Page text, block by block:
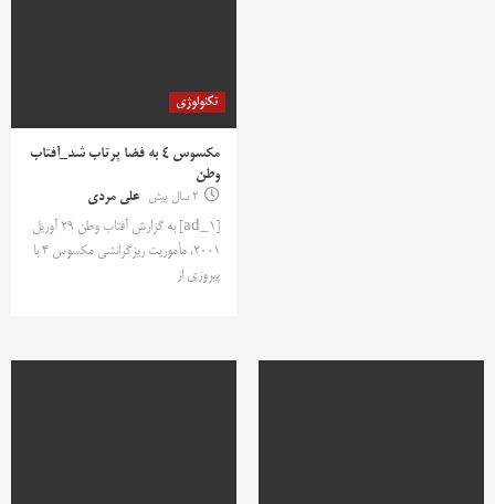
تکنولوژی
مکسوس 4 به فضا پرتاب شد_آفتاب
وطن
2 سال پیش
علی مردی
[ad_1] به گزارش آفتاب وطن 29 آوریل
2001، مأموریت ریزگرانشی مکسوس 4 با
پیروزی از